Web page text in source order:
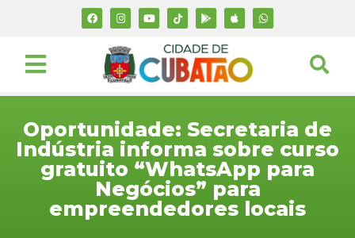
Oportunidade: Secretaria de
Indústria informa sobre curso
gratuito “WhatsApp para
Negócios” para
empreendedores locais